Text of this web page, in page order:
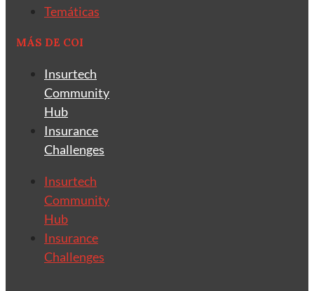
Temáticas
MÁS DE COI
Insurtech
Community
Hub
Insurance
Challenges
Insurtech
Community
Hub
Insurance
Challenges